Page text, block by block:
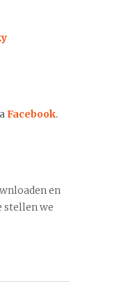
Facebook.
en
stellen we